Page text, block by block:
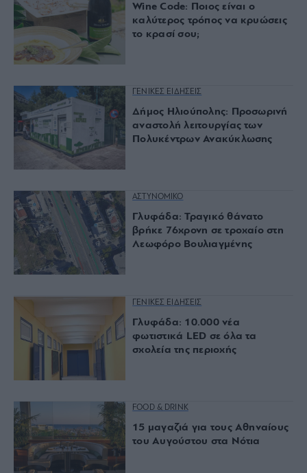
Wine Code: Ποιος είναι ο
καλύτερος τρόπος να κρυώσεις
το κρασί σου;
ΓΕΝΙΚΕΣ ΕΙΔΗΣΕΙΣ
Δήμος Ηλιούπολης: Προσωρινή
αναστολή λειτουργίας των
Πολυκέντρων Ανακύκλωσης
ΑΣΤΥΝΟΜΙΚΟ
Γλυφάδα: Τραγικό θάνατο
βρήκε 76χρονη σε τροχαίο στη
Λεωφόρο Βουλιαγμένης
ΓΕΝΙΚΕΣ ΕΙΔΗΣΕΙΣ
Γλυφάδα: 10.000 νέα
φωτιστικά LED σε όλα τα
σχολεία της περιοχής
FOOD & DRINK
15 μαγαζιά για τους Αθηναίους
του Αυγούστου στα Νότια